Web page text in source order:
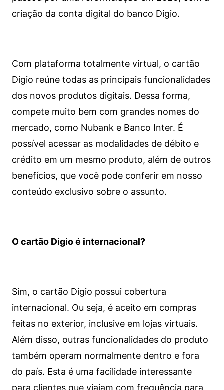
criação da conta digital do banco Digio.
Com plataforma totalmente virtual, o cartão
Digio reúne todas as principais funcionalidades
dos novos produtos digitais. Dessa forma,
compete muito bem com grandes nomes do
mercado, como Nubank e Banco Inter. É
possível acessar as modalidades de débito e
crédito em um mesmo produto, além de outros
benefícios, que você pode conferir em nosso
conteúdo exclusivo sobre o assunto.
O cartão Digio é internacional?
Sim, o cartão Digio possui cobertura
internacional. Ou seja, é aceito em compras
feitas no exterior, inclusive em lojas virtuais.
Além disso, outras funcionalidades do produto
também operam normalmente dentro e fora
do país. Esta é uma facilidade interessante
para clientes que viajam com frequência para